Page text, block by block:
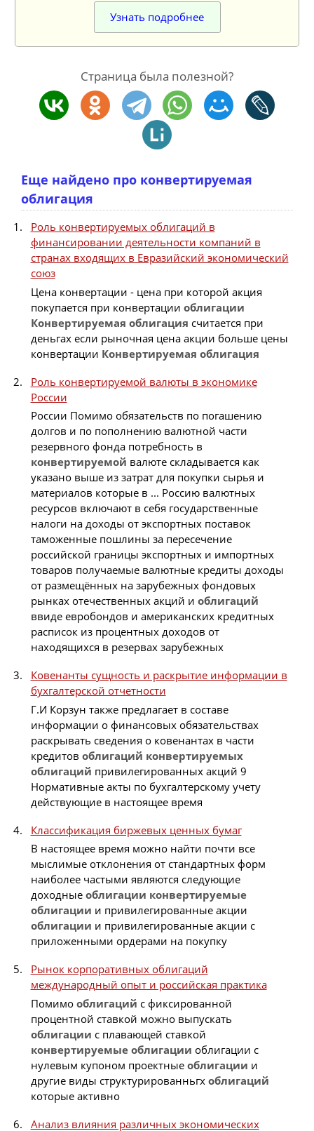
Узнать подробнее
Страница была полезной?
Еще найдено про конвертируемая
облигация
Роль конвертируемых облигаций в
финансировании деятельности компаний в
странах входящих в Евразийский экономический
союз
Цена конвертации - цена при которой акция
покупается при конвертации облигации
Конвертируемая облигация считается при
деньгах если рыночная цена акции больше цены
конвертации Конвертируемая облигация
Роль конвертируемой валюты в экономике
России
России Помимо обязательств по погашению
долгов и по пополнению валютной части
резервного фонда потребность в
конвертируемой валюте складывается как
указано выше из затрат для покупки сырья и
материалов которые в ... Россию валютных
ресурсов включают в себя государственные
налоги на доходы от экспортных поставок
таможенные пошлины за пересечение
российской границы экспортных и импортных
товаров получаемые валютные кредиты доходы
от размещённых на зарубежных фондовых
рынках отечественных акций и облигаций
ввиде евробондов и американских кредитных
расписок из процентных доходов от
находящихся в резервах зарубежных
Ковенанты сущность и раскрытие информации в
бухгалтерской отчетности
Г.И Корзун также предлагает в составе
информации о финансовых обязательствах
раскрывать сведения о ковенантах в части
кредитов облигаций конвертируемых
облигаций привилегированных акций 9
Нормативные акты по бухгалтерскому учету
действующие в настоящее время
Классификация биржевых ценных бумаг
В настоящее время можно найти почти все
мыслимые отклонения от стандартных форм
наиболее частыми являются следующие
доходные облигации конвертируемые
облигации и привилегированные акции
облигации и привилегированные акции с
приложенными ордерами на покупку
Рынок корпоративных облигаций
международный опыт и российская практика
Помимо облигаций с фиксированной
процентной ставкой можно выпускать
облигации с плавающей ставкой
конвертируемые облигации облигации с
нулевым купоном проектные облигации и
другие виды структурированньгх облигаций
которые активно
Анализ влияния различных экономических